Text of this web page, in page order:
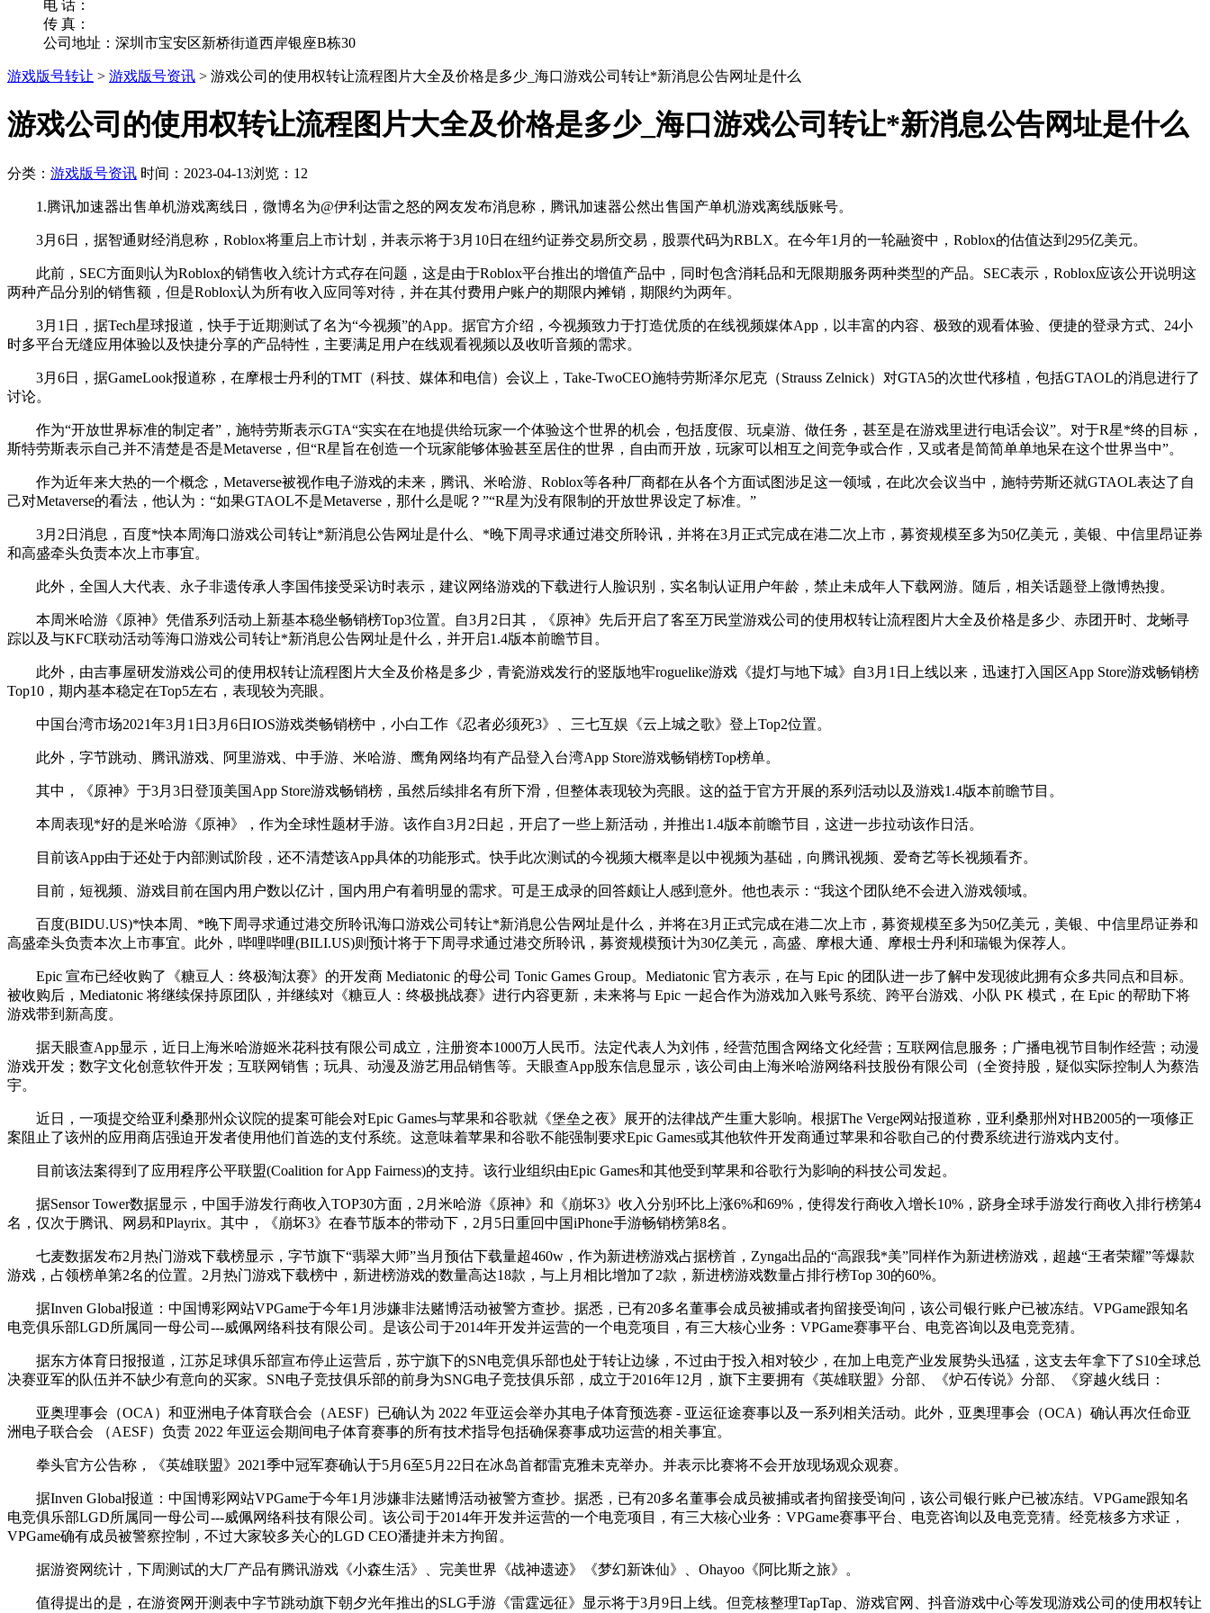
电 话：
传 真：
公司地址：深圳市宝安区新桥街道西岸银座B栋30
游戏版号转让 > 游戏版号资讯 > 游戏公司的使用权转让流程图片大全及价格是多少_海口游戏公司转让*新消息公告网址是什么
游戏公司的使用权转让流程图片大全及价格是多少_海口游戏公司转让*新消息公告网址是什么
分类： 游戏版号资讯 时间：2023-04-13浏览：12
1.腾讯加速器出售单机游戏离线日，微博名为@伊利达雷之怒的网友发布消息称，腾讯加速器公然出售国产单机游戏离线版账号。
3月6日，据智通财经消息称，Roblox将重启上市计划，并表示将于3月10日在纽约证券交易所交易，股票代码为RBLX。在今年1月的一轮融资中，Roblox的估值达到295亿美元。
此前，SEC方面则认为Roblox的销售收入统计方式存在问题，这是由于Roblox平台推出的增值产品中，同时包含消耗品和无限期服务两种类型的产品。SEC表示，Roblox应该公开说明这
两种产品分别的销售额，但是Roblox认为所有收入应同等对待，并在其付费用户账户的期限内摊销，期限约为两年。
3月1日，据Tech星球报道，快手于近期测试了名为“今视频”的App。据官方介绍，今视频致力于打造优质的在线视频媒体App，以丰富的内容、极致的观看体验、便捷的登录方式、24小
时多平台无缝应用体验以及快捷分享的产品特性，主要满足用户在线观看视频以及收听音频的需求。
3月6日，据GameLook报道称，在摩根士丹利的TMT（科技、媒体和电信）会议上，Take-TwoCEO施特劳斯泽尔尼克（Strauss Zelnick）对GTA5的次世代移植，包括GTAOL的消息进行了
讨论。
作为“开放世界标准的制定者”，施特劳斯表示GTA“实实在在地提供给玩家一个体验这个世界的机会，包括度假、玩桌游、做任务，甚至是在游戏里进行电话会议”。对于R星*终的目标，
斯特劳斯表示自己并不清楚是否是Metaverse，但“R星旨在创造一个玩家能够体验甚至居住的世界，自由而开放，玩家可以相互之间竞争或合作，又或者是简简单单地呆在这个世界当中”。
作为近年来大热的一个概念，Metaverse被视作电子游戏的未来，腾讯、米哈游、Roblox等各种厂商都在从各个方面试图涉足这一领域，在此次会议当中，施特劳斯还就GTAOL表达了自
己对Metaverse的看法，他认为：“如果GTAOL不是Metaverse，那什么是呢？”“R星为没有限制的开放世界设定了标准。”
3月2日消息，百度*快本周海口游戏公司转让*新消息公告网址是什么、*晚下周寻求通过港交所聆讯，并将在3月正式完成在港二次上市，募资规模至多为50亿美元，美银、中信里昂证券
和高盛牵头负责本次上市事宜。
此外，全国人大代表、永子非遗传承人李国伟接受采访时表示，建议网络游戏的下载进行人脸识别，实名制认证用户年龄，禁止未成年人下载网游。随后，相关话题登上微博热搜。
本周米哈游《原神》凭借系列活动上新基本稳坐畅销榜Top3位置。自3月2日其，《原神》先后开启了客至万民堂游戏公司的使用权转让流程图片大全及价格是多少、赤团开时、龙蜥寻
踪以及与KFC联动活动等海口游戏公司转让*新消息公告网址是什么，并开启1.4版本前瞻节目。
此外，由吉事屋研发游戏公司的使用权转让流程图片大全及价格是多少，青瓷游戏发行的竖版地牢roguelike游戏《提灯与地下城》自3月1日上线以来，迅速打入国区App Store游戏畅销榜
Top10，期内基本稳定在Top5左右，表现较为亮眼。
中国台湾市场2021年3月1日3月6日IOS游戏类畅销榜中，小白工作《忍者必须死3》、三七互娱《云上城之歌》登上Top2位置。
此外，字节跳动、腾讯游戏、阿里游戏、中手游、米哈游、鹰角网络均有产品登入台湾App Store游戏畅销榜Top榜单。
其中，《原神》于3月3日登顶美国App Store游戏畅销榜，虽然后续排名有所下滑，但整体表现较为亮眼。这的益于官方开展的系列活动以及游戏1.4版本前瞻节目。
本周表现*好的是米哈游《原神》，作为全球性题材手游。该作自3月2日起，开启了一些上新活动，并推出1.4版本前瞻节目，这进一步拉动该作日活。
目前该App由于还处于内部测试阶段，还不清楚该App具体的功能形式。快手此次测试的今视频大概率是以中视频为基础，向腾讯视频、爱奇艺等长视频看齐。
目前，短视频、游戏目前在国内用户数以亿计，国内用户有着明显的需求。可是王成录的回答颇让人感到意外。他也表示：“我这个团队绝不会进入游戏领域。
百度(BIDU.US)*快本周、*晚下周寻求通过港交所聆讯海口游戏公司转让*新消息公告网址是什么，并将在3月正式完成在港二次上市，募资规模至多为50亿美元，美银、中信里昂证券和
高盛牵头负责本次上市事宜。此外，哔哩哔哩(BILI.US)则预计将于下周寻求通过港交所聆讯，募资规模预计为30亿美元，高盛、摩根大通、摩根士丹利和瑞银为保荐人。
Epic 宣布已经收购了《糖豆人：终极淘汰赛》的开发商 Mediatonic 的母公司 Tonic Games Group。Mediatonic 官方表示，在与 Epic 的团队进一步了解中发现彼此拥有众多共同点和目标。
被收购后，Mediatonic 将继续保持原团队，并继续对《糖豆人：终极挑战赛》进行内容更新，未来将与 Epic 一起合作为游戏加入账号系统、跨平台游戏、小队 PK 模式，在 Epic 的帮助下将
游戏带到新高度。
据天眼查App显示，近日上海米哈游姬米花科技有限公司成立，注册资本1000万人民币。法定代表人为刘伟，经营范围含网络文化经营；互联网信息服务；广播电视节目制作经营；动漫
游戏开发；数字文化创意软件开发；互联网销售；玩具、动漫及游艺用品销售等。天眼查App股东信息显示，该公司由上海米哈游网络科技股份有限公司（全资持股，疑似实际控制人为蔡浩
宇。
近日，一项提交给亚利桑那州众议院的提案可能会对Epic Games与苹果和谷歌就《堡垒之夜》展开的法律战产生重大影响。根据The Verge网站报道称，亚利桑那州对HB2005的一项修正
案阻止了该州的应用商店强迫开发者使用他们首选的支付系统。这意味着苹果和谷歌不能强制要求Epic Games或其他软件开发商通过苹果和谷歌自己的付费系统进行游戏内支付。
目前该法案得到了应用程序公平联盟(Coalition for App Fairness)的支持。该行业组织由Epic Games和其他受到苹果和谷歌行为影响的科技公司发起。
据Sensor Tower数据显示，中国手游发行商收入TOP30方面，2月米哈游《原神》和《崩坏3》收入分别环比上涨6%和69%，使得发行商收入增长10%，跻身全球手游发行商收入排行榜第4
名，仅次于腾讯、网易和Playrix。其中，《崩坏3》在春节版本的带动下，2月5日重回中国iPhone手游畅销榜第8名。
七麦数据发布2月热门游戏下载榜显示，字节旗下“翡翠大师”当月预估下载量超460w，作为新进榜游戏占据榜首，Zynga出品的“高跟我*美”同样作为新进榜游戏，超越“王者荣耀”等爆款
游戏，占领榜单第2名的位置。2月热门游戏下载榜中，新进榜游戏的数量高达18款，与上月相比增加了2款，新进榜游戏数量占排行榜Top 30的60%。
据Inven Global报道：中国博彩网站VPGame于今年1月涉嫌非法赌博活动被警方查抄。据悉，已有20多名董事会成员被捕或者拘留接受询问，该公司银行账户已被冻结。VPGame跟知名
电竞俱乐部LGD所属同一母公司---威佩网络科技有限公司。是该公司于2014年开发并运营的一个电竞项目，有三大核心业务：VPGame赛事平台、电竞咨询以及电竞竞猜。
据东方体育日报报道，江苏足球俱乐部宣布停止运营后，苏宁旗下的SN电竞俱乐部也处于转让边缘，不过由于投入相对较少，在加上电竞产业发展势头迅猛，这支去年拿下了S10全球总
决赛亚军的队伍并不缺少有意向的买家。SN电子竞技俱乐部的前身为SNG电子竞技俱乐部，成立于2016年12月，旗下主要拥有《英雄联盟》分部、《炉石传说》分部、《穿越火线日：
亚奥理事会（OCA）和亚洲电子体育联合会（AESF）已确认为 2022 年亚运会举办其电子体育预选赛 - 亚运征途赛事以及一系列相关活动。此外，亚奥理事会（OCA）确认再次任命亚
洲电子联合会 （AESF）负责 2022 年亚运会期间电子体育赛事的所有技术指导包括确保赛事成功运营的相关事宜。
拳头官方公告称，《英雄联盟》2021季中冠军赛确认于5月6至5月22日在冰岛首都雷克雅未克举办。并表示比赛将不会开放现场观众观赛。
据Inven Global报道：中国博彩网站VPGame于今年1月涉嫌非法赌博活动被警方查抄。据悉，已有20多名董事会成员被捕或者拘留接受询问，该公司银行账户已被冻结。VPGame跟知名
电竞俱乐部LGD所属同一母公司---威佩网络科技有限公司。该公司于2014年开发并运营的一个电竞项目，有三大核心业务：VPGame赛事平台、电竞咨询以及电竞竞猜。经竞核多方求证，
VPGame确有成员被警察控制，不过大家较多关心的LGD CEO潘捷并未方拘留。
据游资网统计，下周测试的大厂产品有腾讯游戏《小森生活》、完美世界《战神遗迹》《梦幻新诛仙》、Ohayoo《阿比斯之旅》。
值得提出的是，在游资网开测表中字节跳动旗下朝夕光年推出的SLG手游《雷霆远征》显示将于3月9日上线。但竞核整理TapTap、游戏官网、抖音游戏中心等发现游戏公司的使用权转让